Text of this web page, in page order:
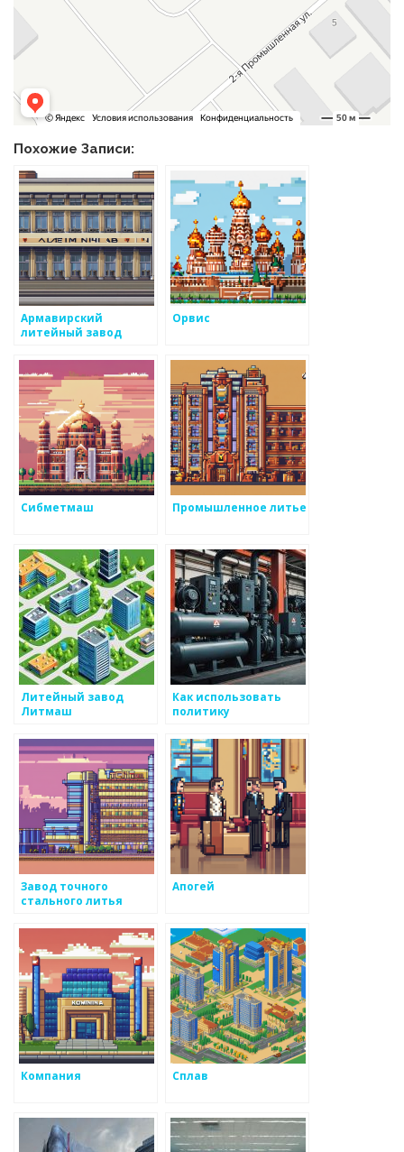
Похожие Записи:
Армавирский
литейный завод
Орвис
Сибметмаш Промышленное литье
Литейный завод
Литмаш
Как использовать
политику
оказания услуг с
деятелями в
металоизделиях
Завод точного
стального литья
Апогей
Компания Сплав